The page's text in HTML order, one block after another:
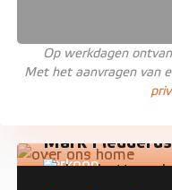
Op werkdagen
Met het aanvragen van
Mark Fledderus
Verkoop